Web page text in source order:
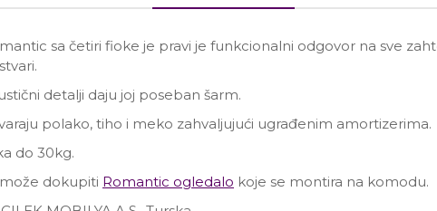
sa četiri fioke je pravi je funkcionalni odgovor na sve
detalji daju joj poseban šarm.
polako, tiho i meko zahvaljujući ugrađenim amortizerima.
do 30kg.
dokupiti Romantic ogledalo koje se montira na komodu.